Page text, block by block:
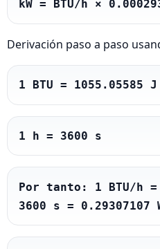
kW = BTU/h ×
Derivación paso a paso
1 BTU = 1055.05585
1 h = 3600 s
Por tanto: 1 BTU/h
3600 s = 0.29307107